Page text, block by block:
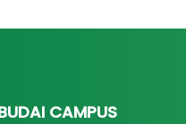
CAMPUS